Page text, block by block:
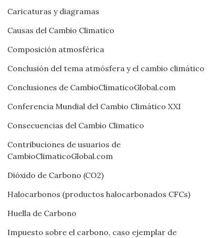
Caricaturas y diagramas
Causas del Cambio Climatico
Composición atmosférica
Conclusión del tema atmósfera y el cambio climático
Conclusiones de CambioClimaticoGlobal.com
Conferencia Mundial del Cambio Climático XXI
Consecuencias del Cambio Climatico
Contribuciones de usuarios de
CambioClimaticoGlobal.com
Dióxido de Carbono (CO2)
Halocarbonos (productos halocarbonados CFCs)
Huella de Carbono
Impuesto sobre el carbono, caso ejemplar de